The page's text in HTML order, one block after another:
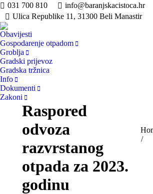
031 700 810
info@baranjskacistoca.hr
Ulica Republike 11, 31300 Beli Manastir
Obavijesti
Gospodarenje otpadom
Groblja
Gradski prijevoz
Gradska tržnica
Info
Dokumenti
Zakoni
Raspored
odvoza
razvrstanog
otpada za 2023.
godinu